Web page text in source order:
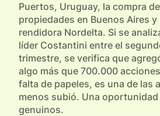
Puertos, Uruguay, la compra
propiedades en Buenos Aires y
rendidora Nordelta. Si se
líder Costantini entre el
trimestre, se verifica que
algo más que 700.000
falta de papeles, es una de las
menos subió. Una
genuinos.